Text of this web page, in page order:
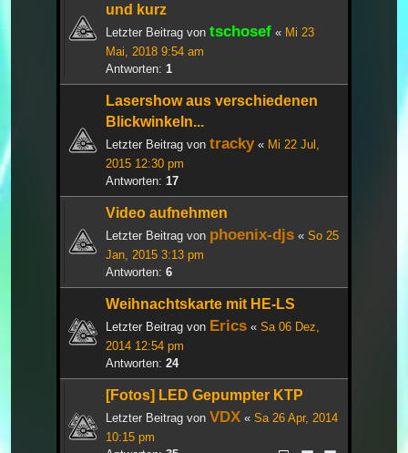
und kurz
Letzter Beitrag von tschosef « Mi 23
Mai, 2018 9:54 am
Antworten: 1
Lasershow aus verschiedenen
Blickwinkeln...
Letzter Beitrag von tracky« Mi 22 Jul,
2015 12:30 pm
Antworten: 17
Video aufnehmen
Letzter Beitrag von phoenix-djs « So 25
Jan, 2015 3:13 pm
Antworten: 6
Weihnachtskarte mit HE-LS
Letzter Beitrag von Erics « Sa 06 Dez,
2014 12:54 pm
Antworten: 24
[Fotos] LED Gepumpter KTP
Letzter Beitrag von VDX « Sa 26 Apr, 2014
10:15 pm